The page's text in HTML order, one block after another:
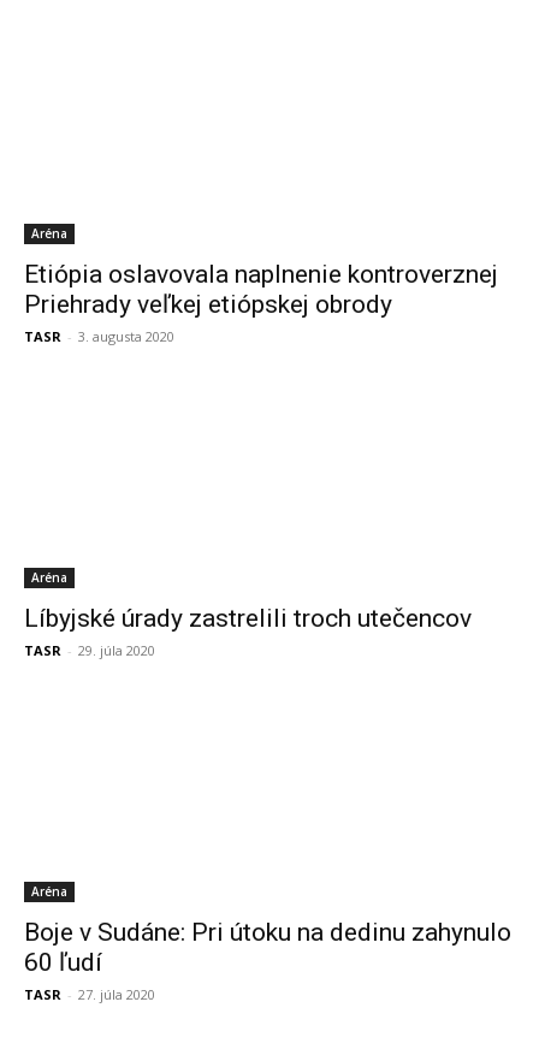
Aréna
Etiópia oslavovala naplnenie kontroverznej
Priehrady veľkej etiópskej obrody
TASR - 3. augusta 2020
Aréna
Líbyjské úrady zastrelili troch utečencov
TASR - 29. júla 2020
Aréna
Boje v Sudáne: Pri útoku na dedinu zahynulo
60 ľudí
TASR - 27. júla 2020